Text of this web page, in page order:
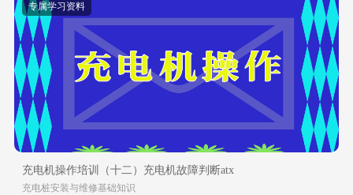
专属学习资料
充电机操作培训（十二）充电机故障判断atx
充电桩安装与维修基础知识